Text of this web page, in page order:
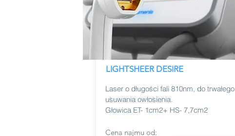
LIGHTSHEER DESIRE
Laser o długości fali 810nm, do trwałego
usuwania owłosienia.
Głowica ET- 1cm2+ HS- 7,7cm2
Cena najmu od: